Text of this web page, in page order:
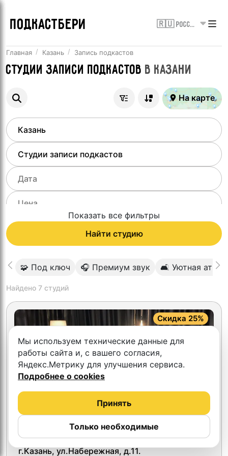
ПОДКАСТБЕРИ 🇷🇺 Россия
Главная Казань Запись подкастов
Студии записи подкастов в Казани
На карте
Показать все фильтры
Найти студию
🧩 Под ключ 🎧 Премиум звук 🛋 Уютная
Найдено 7 студий
Скидка 25%
Идель Студио 5.0
г.Казань, ул.Набережная, д.11.
Мы используем технические данные для
работы сайта и, с вашего согласия,
Яндекс.Метрику для улучшения сервиса.
Подробнее о cookies
Только необходимые
Принять